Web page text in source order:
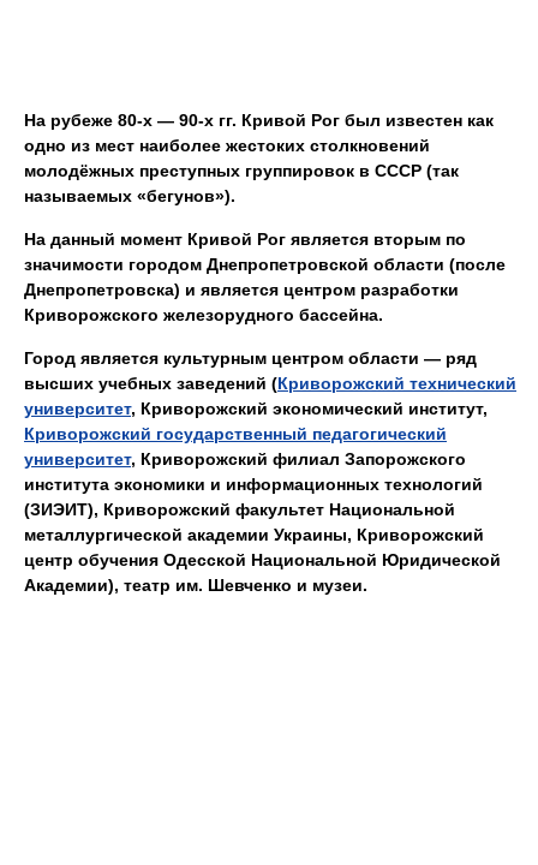
На рубеже 80-х — 90-х гг. Кривой Рог был известен как
одно из мест наиболее жестоких столкновений
молодёжных преступных группировок в СССР (так
называемых «бегунов»).
На данный момент Кривой Рог является вторым по
значимости городом Днепропетровской области (после
Днепропетровска) и является центром разработки
Криворожского железорудного бассейна.
Город является культурным центром области — ряд
высших учебных заведений (Криворожский технический
университет, Криворожский экономический институт,
Криворожский государственный педагогический
университет, Криворожский филиал Запорожского
института экономики и информационных технологий
(ЗИЭИТ), Криворожский факультет Национальной
металлургической академии Украины, Криворожский
центр обучения Одесской Национальной Юридической
Академии), театр им. Шевченко и музеи.